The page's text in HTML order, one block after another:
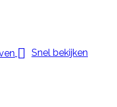
 Snel bekijken